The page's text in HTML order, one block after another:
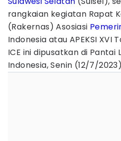
rangkaian kegiatan Rapat
(Rakernas) Asosiasi
Indonesia atau APEKSI XVI
ICE ini dipusatkan di
Indonesia, Senin (12/7/